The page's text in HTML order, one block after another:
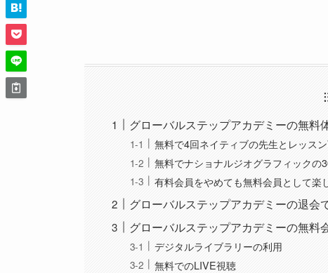
グローバルステップアカデミーの無料
無料で4回ネイティブの先生とレッス
無料でナショナルジオグラフィックの
有料会員をやめても無料会員として楽
グローバルステップアカデミーの退会
グローバルステップアカデミーの無料
デジタルライブラリーの利用
無料でのLIVE視聴